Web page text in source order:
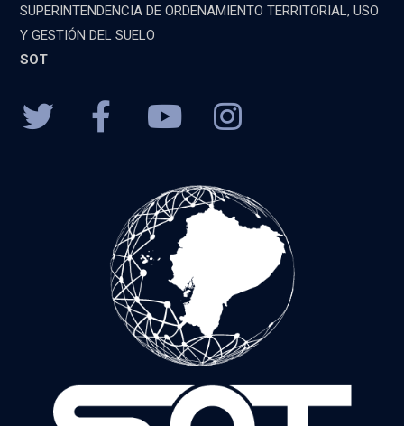
SUPERINTENDENCIA DE ORDENAMIENTO TERRITORIAL, USO
Y GESTIÓN DEL SUELO
SOT